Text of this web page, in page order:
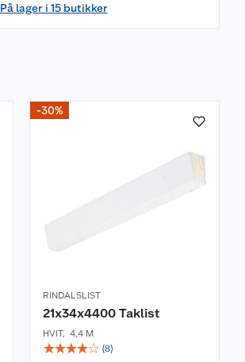
På lager i 15 butikker
-30%
RINDALSLIST
21x34x4400 Taklist
HVIT, 4,4 M
☆☆☆☆☆ (8)